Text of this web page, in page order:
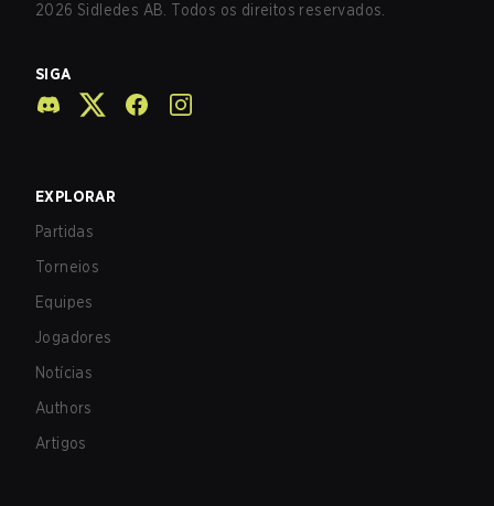
2026 Sidledes AB. Todos os direitos reservados.
SIGA
EXPLORAR
Partidas
Torneios
Equipes
Jogadores
Notícias
Authors
Artigos